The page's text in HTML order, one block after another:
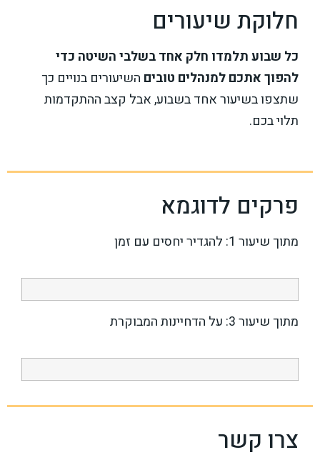
חלוקת שיעורים
כל שבוע תלמדו חלק אחד בשלבי השיטה כדי
להפוך אתכם למנהלים טובים השיעורים בנויים כך
שתצפו בשיעור אחד בשבוע, אבל קצב ההתקדמות
תלוי בכם.
פרקים לדוגמא
מתוך שיעור 1: להגדיר יחסים עם זמן
מתוך שיעור 3: על הדחיינות המבוקרת
צרו קשר